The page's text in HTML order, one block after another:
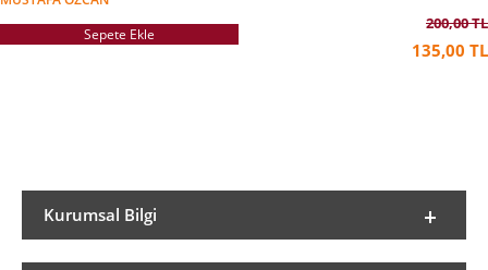
Sepete Ekle
200,00 TL
135,00 TL
Kurumsal Bilgi